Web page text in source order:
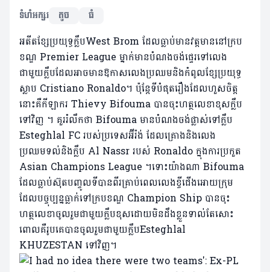
ទំហំអក្សរ
តូច ធំ
អតីតខ្សែប្រយុទ្ធក្លឹបWest Brom ដែលធ្លាប់មានវត្តមាននៅក្រប
ខណ្ឌ Premier League ម្នាក់មានបំណងចង់ផ្ទេរទៅលេង
ជាមួយក្លឹបដែលអាចមានឱកាសលេងប្រឈមនិងកំពូលខ្សែប្រយុទ្ធ
ស្លាប Cristiano Ronaldo។ ប៉ុន្តែទីបំផុតរឿងដែលហួសចិត្ត
នោះគឺកីឡាករ Thievy Bifouma បានចុះហត្ថលេខាខុសក្លឹប
ទៅវិញ ។ គួររំលឹកថា Bifouma មានបំណងចង់ផ្លាស់ទៅក្លឹប
Esteghlal FC របស់ប្រទេសអ៊ីរ៉ង់ ដែលគ្រោងនិងលេង
ប្រឈមទល់និងក្លឹប Al Nassr របស់ Ronaldo ក្នុងការប្រកួត
Asian Champions League ។ទោះយ៉ាងណា Bifouma
ដែលធ្លាប់ស៊ុតបញ្ចូលទីបានពីរគ្រាប់ពេលលេងខ្ចីជើងអោយក្រុម
ដែលបច្ចុប្បន្នធ្លាក់ទៅក្របខណ្ឌ Champion Ship បានចុះ
ហត្ថលេខាចូលរួមជាមួយក្លឹបខុសដោយមិនដឹងខ្លួនទាល់តែសោះ
ពោលគឺរូបគេបានចូលរួមជាមួយក្លឹបEsteghlal
KHUZESTAN ទៅវិញ។